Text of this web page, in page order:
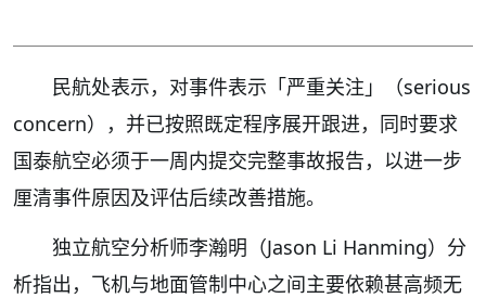
民航处表示，对事件表示「严重关注」（serious
concern），并已按照既定程序展开跟进，同时要求
国泰航空必须于一周内提交完整事故报告，以进一步
厘清事件原因及评估后续改善措施。
独立航空分析师李瀚明（Jason Li Hanming）分
析指出，飞机与地面管制中心之间主要依赖甚高频无